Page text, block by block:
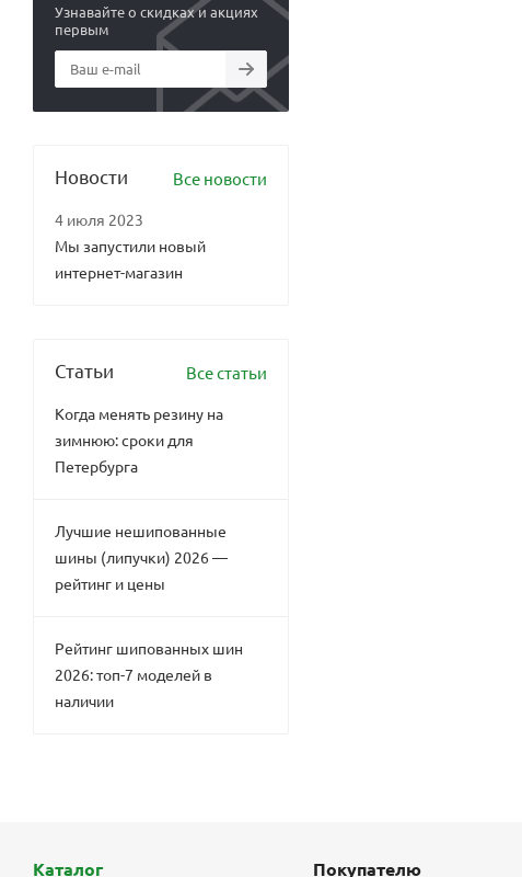
Узнавайте о скидках и акциях
первым
Новости Все новости
4 июля 2023
Мы запустили новый
интернет-магазин
Статьи Все статьи
Когда менять резину на
зимнюю: сроки для
Петербурга
Лучшие нешипованные
шины (липучки) 2026 —
рейтинг и цены
Рейтинг шипованных шин
2026: топ-7 моделей в
наличии
Каталог Покупателю